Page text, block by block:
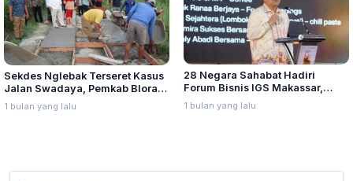
Sekdes Nglebak Terseret Kasus
Jalan Swadaya, Pemkab Blora
Sebut Pendampingan Hukum
Bukan Kewenangannya
1 bulan yang lalu
28 Negara Sahabat Hadiri
Forum Bisnis IGS Makassar,
Munafri Tawarkan Investasi
Stadion Untia
1 bulan yang lalu